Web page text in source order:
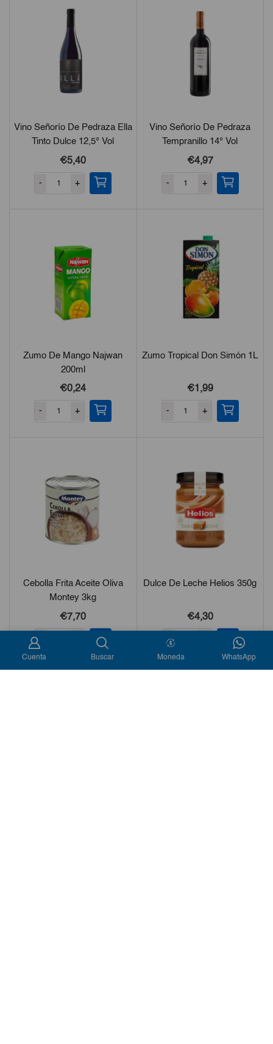
Vino Señorío De Pedraza Ella
Tinto Dulce 12,5° Vol
€5,40
- +
Vino Señorío De Pedraza
Tempranillo 14° Vol
€4,97
- +
Zumo De Mango Najwan
200ml
€0,24
- +
Zumo Tropical Don Simón 1L
€1,99
- +
Cebolla Frita Aceite Oliva
Montey 3kg
€7,70
Dulce De Leche Helios 350g
€4,30
-
Cuenta Buscar Moneda WhatsApp